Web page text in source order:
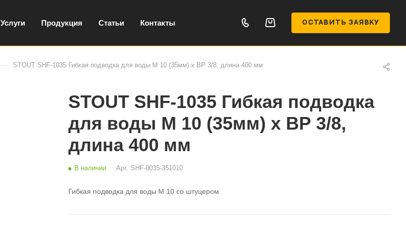
Услуги Продукция Статьи Контакты ОСТАВИТЬ ЗАЯВКУ
— STOUT SHF-1035 Гибкая подводка для воды M 10 (35мм) х ВР 3/8, длина 400 мм
STOUT SHF-1035 Гибкая подводка
для воды M 10 (35мм) х ВР 3/8,
длина 400 мм
В наличии Арт. SHF-0035-351010
Гибкая подводка для воды M 10 со штуцером